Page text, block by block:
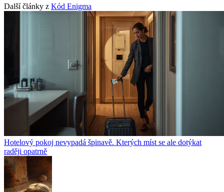
Další články z Kód Enigma
Hotelový pokoj nevypadá špinavě. Kterých míst se ale dotýkat
raději opatrně